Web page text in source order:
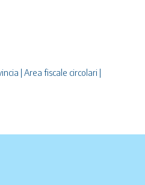
| Area fiscale circolari |